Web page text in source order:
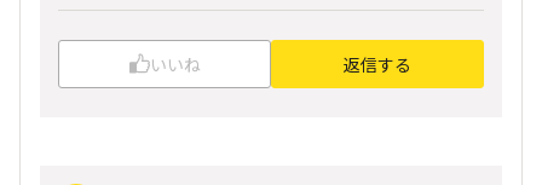
いいね 返信する